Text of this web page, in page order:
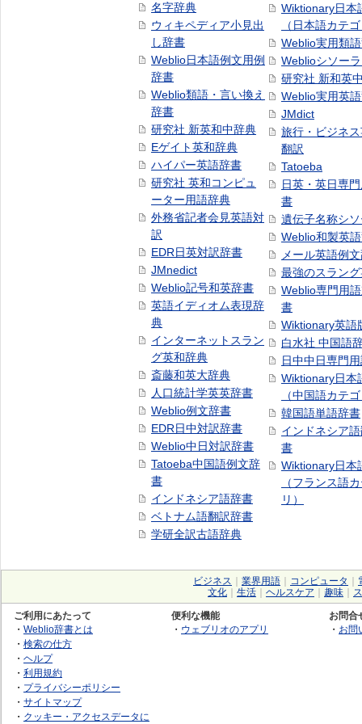
名字辞典
ウィキペディア小見出
し辞書
Weblio日本語例文用例
辞書
Weblio類語・言い換え
辞書
研究社 新英和中辞典
Eゲイト英和辞典
ハイパー英語辞書
研究社 英和コンピュ
ーター用語辞典
外務省記者会見英語対
訳
EDR日英対訳辞書
JMnedict
Weblio記号和英辞書
英語イディオム表現辞
典
インターネットスラン
グ英和辞典
斎藤和英大辞典
人口統計学英英辞書
Weblio例文辞書
EDR日中対訳辞書
Weblio中日対訳辞書
Tatoeba中国語例文辞
書
インドネシア語辞書
ベトナム語翻訳辞書
学研全訳古語辞典
Wiktionary日本
（日本語カテ
Weblio実用類
Weblioシソー
研究社 新和英
Weblio実用英
JMdict
旅行・ビジネ
翻訳
Tatoeba
日英・英日専
書
遺伝子名称シ
Weblio和製英
メール英語例
最強のスラン
Weblio専門用
書
Wiktionary英語
白水社 中国語
日中中日専門
Wiktionary日本
（中国語カテ
韓国語単語辞書
インドネシア
書
Wiktionary日本
（フランス語
リ）
ビジネス 業界用語 コンピュータ
文化
生活 ヘルスケア 趣味
ご利用にあたって
・ Weblio辞書とは
・ 検索の仕方
・ ヘルプ
・ 利用規約
・ プライバシーポリシー
・ サイトマップ
・ クッキー・アクセスデータに
便利な機能
・ ウェブリオのアプリ
お問合
・ お問